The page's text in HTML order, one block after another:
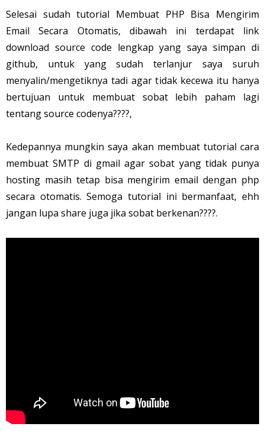
Selesai sudah tutorial Membuat PHP Bisa Mengirim
Email Secara Otomatis, dibawah ini terdapat link
download source code lengkap yang saya simpan di
github, untuk yang sudah terlanjur saya suruh
menyalin/mengetiknya tadi agar tidak kecewa itu hanya
bertujuan untuk membuat sobat lebih paham lagi
tentang source codenya????,
Kedepannya mungkin saya akan membuat tutorial cara
membuat SMTP di gmail agar sobat yang tidak punya
hosting masih tetap bisa mengirim email dengan php
secara otomatis. Semoga tutorial ini bermanfaat, ehh
jangan lupa share juga jika sobat berkenan????.